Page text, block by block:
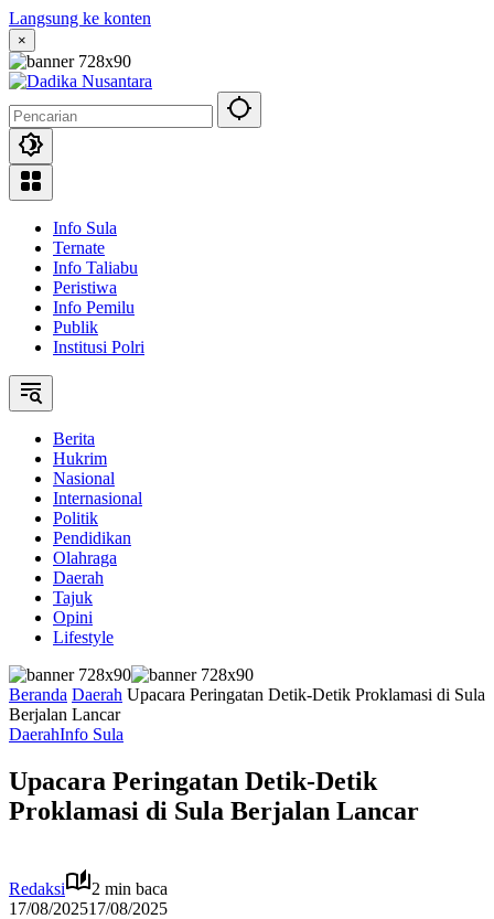
Langsung ke konten
×
Info Sula
Ternate
Info Taliabu
Peristiwa
Info Pemilu
Publik
Institusi Polri
Berita
Hukrim
Nasional
Internasional
Politik
Pendidikan
Olahraga
Daerah
Tajuk
Opini
Lifestyle
Beranda Daerah Upacara Peringatan Detik-Detik Proklamasi di Sula
Berjalan Lancar
DaerahInfo Sula
Upacara Peringatan Detik-Detik
Proklamasi di Sula Berjalan Lancar
Redaksi
2 min baca
17/08/202517/08/2025